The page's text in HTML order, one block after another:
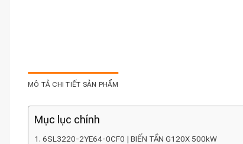
MÔ TẢ CHI TIẾT SẢN PHẨM
Mục lục chính
6SL3220-2YE64-0CF0 | BIẾN TẦN G120X 500kW